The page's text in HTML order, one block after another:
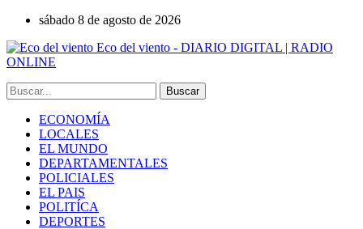
sábado 8 de agosto de 2026
Eco del viento - DIARIO DIGITAL | RADIO
ONLINE
ECONOMÍA
LOCALES
EL MUNDO
DEPARTAMENTALES
POLICIALES
EL PAIS
POLITÍCA
DEPORTES